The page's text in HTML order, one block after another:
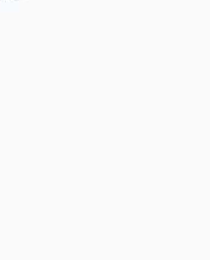
dan
melalui kekuatan